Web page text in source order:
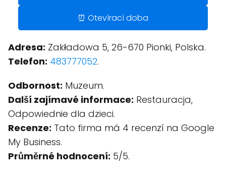
⏰ Otevírací doba
Adresa: Zakładowa 5, 26-670 Pionki, Polska.
Telefon: 483777052.
Odbornost: Muzeum.
Další zajímavé informace: Restauracja,
Odpowiednie dla dzieci.
Recenze: Tato firma má 4 recenzí na Google
My Business.
Průměrné hodnocení: 5/5.